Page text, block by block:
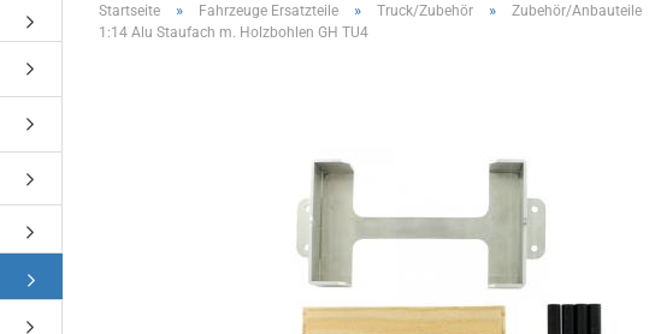
Startseite » Fahrzeuge Ersatzteile » Truck/Zubehör » Zubehör/Anbauteile
1:14 Alu Staufach m. Holzbohlen GH TU4